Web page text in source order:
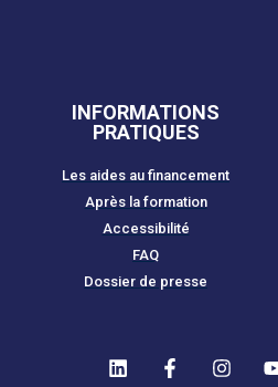
INFORMATIONS
PRATIQUES
Les aides au financement
Après la formation
Accessibilité
FAQ
Dossier de presse